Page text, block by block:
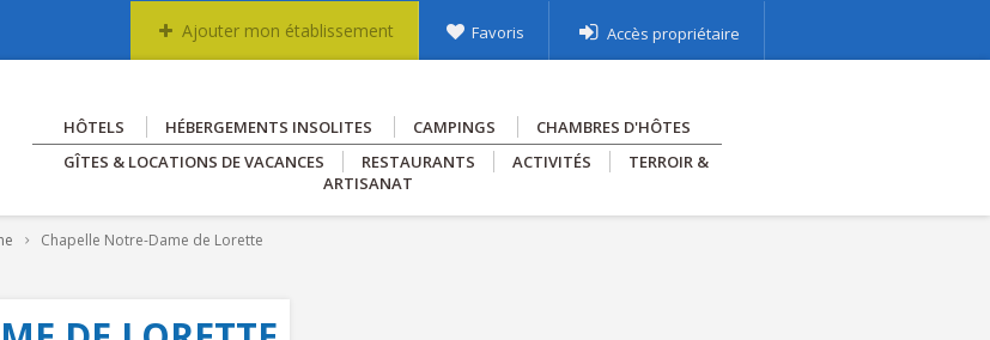
Ajouter mon établissement Favoris Accès propriétaire
HÔTELS HÉBERGEMENTS INSOLITES CAMPINGS
CHAMBRES D'HÔTES
GÎTES & LOCATIONS DE VACANCES
RESTAURANTS ACTIVITÉS
TERROIR &
ARTISANAT
Chapelle Notre-Dame de Lorette